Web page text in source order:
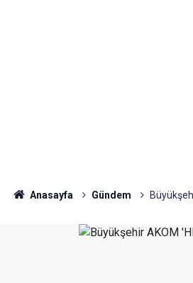
Anasayfa Gündem